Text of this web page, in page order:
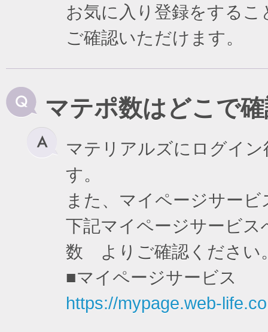
お気に入り登録をする
ご確認いただけます。
マテポ数はどこで
マテリアルズにログイ
す。
また、マイページサー
下記マイページサービ
数 よりご確認ください
■マイページサービス
https://mypage.web-